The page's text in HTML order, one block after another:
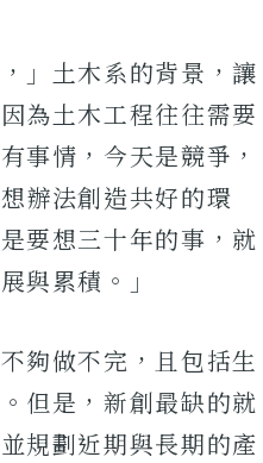
」土木系的背景，讓
為土木工程往往需要
事情，今天是競爭，
辦法創造共好的環
要想三十年的事，就
與累積。」
夠做不完，且包括生
但是，新創最缺的就
規劃近期與長期的產